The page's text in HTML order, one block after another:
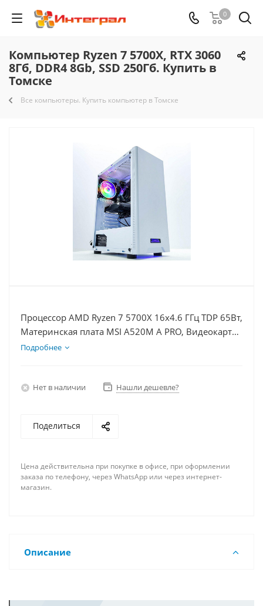
0
Компьютер Ryzen 7 5700X, RTX 3060
8Гб, DDR4 8Gb, SSD 250Гб. Купить в
Томске
Все компьютеры. Купить компьютер в Томске
Процессор AMD Ryzen 7 5700X 16x4.6 ГГц TDP 65Вт,
Материнская плата MSI A520M A PRO, Видеокарта
RTX 3060 8Гб, Память DDR4 8Gb, Диски
Подробнее
Нет в наличии Нашли дешевле?
Поделиться
Цена действительна при покупке в офисе, при оформлении
заказа по телефону, через WhatsApp или через интернет-
магазин.
Описание